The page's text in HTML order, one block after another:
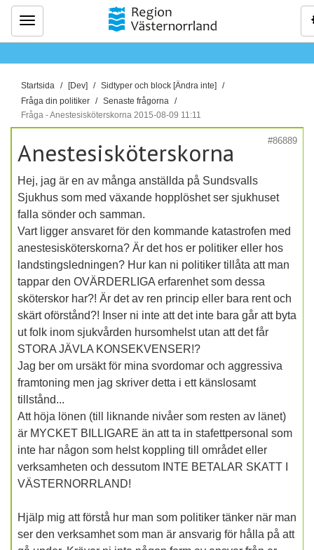
Meny
D
u
ä
h
r
:
Startsida [Dev]
Sidtyper och block [Ändra inte]
Fråga din politiker
Senaste frågorna
Fråga - Anestesisköterskorna 2015-08-09 11:11
#86889
Anestesisköterskorna
Hej, jag är en av många anställda på Sundsvalls
Sjukhus som med växande hopplöshet ser sjukhuset
falla sönder och samman.
Vart ligger ansvaret för den kommande katastrofen med
anestesisköterskorna? Är det hos er politiker eller hos
landstingsledningen? Hur kan ni politiker tillåta att man
tappar den OVÄRDERLIGA erfarenhet som dessa
sköterskor har?! Är det av ren princip eller bara rent och
skärt oförstånd?! Inser ni inte att det inte bara går att byta
ut folk inom sjukvården hursomhelst utan att det får
STORA JÄVLA KONSEKVENSER!?
Jag ber om ursäkt för mina svordomar och aggressiva
framtoning men jag skriver detta i ett känslosamt
tillstånd...
Att höja lönen (till liknande nivåer som resten av länet)
är MYCKET BILLIGARE än att ta in stafettpersonal som
inte har någon som helst koppling till området eller
verksamheten och dessutom INTE BETALAR SKATT I
VÄSTERNORRLAND!
Hjälp mig att förstå hur man som politiker tänker när man
ser den verksamhet som man är ansvarig för hålla på att